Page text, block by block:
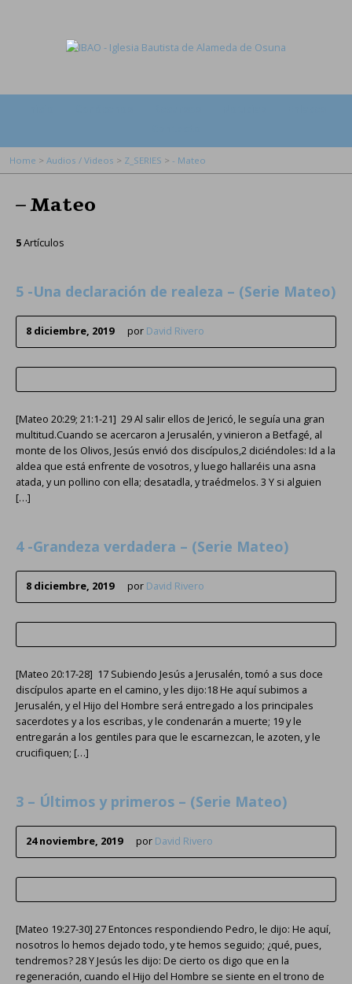
Home > Audios / Videos > Z_SERIES > - Mateo
– Mateo
5Artículos
5 -Una declaración de realeza – (Serie Mateo)
8 diciembre, 2019 por David Rivero
[Mateo 20:29; 21:1-21] 29 Al salir ellos de Jericó, le seguía una gran
multitud.Cuando se acercaron a Jerusalén, y vinieron a Betfagé, al
monte de los Olivos, Jesús envió dos discípulos,2 diciéndoles: Id a la
aldea que está enfrente de vosotros, y luego hallaréis una asna
atada, y un pollino con ella; desatadla, y traédmelos. 3 Y si alguien
[…]
4 -Grandeza verdadera – (Serie Mateo)
8 diciembre, 2019 por David Rivero
[Mateo 20:17-28] 17 Subiendo Jesús a Jerusalén, tomó a sus doce
discípulos aparte en el camino, y les dijo:18 He aquí subimos a
Jerusalén, y el Hijo del Hombre será entregado a los principales
sacerdotes y a los escribas, y le condenarán a muerte; 19 y le
entregarán a los gentiles para que le escarnezcan, le azoten, y le
crucifiquen; […]
3 – Últimos y primeros – (Serie Mateo)
24 noviembre, 2019 por David Rivero
[Mateo 19:27-30] 27 Entonces respondiendo Pedro, le dijo: He aquí,
nosotros lo hemos dejado todo, y te hemos seguido; ¿qué, pues,
tendremos? 28 Y Jesús les dijo: De cierto os digo que en la
regeneración, cuando el Hijo del Hombre se siente en el trono de